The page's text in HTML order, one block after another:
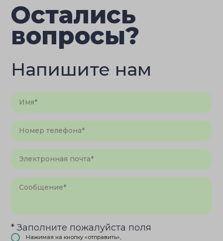
Остались
вопросы?
Напишите нам
* Заполните пожалуйста поля
Нажимая на кнопку «отправить»,